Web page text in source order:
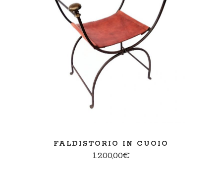
AGGIUNGI AL CARRELLO
FALDISTORIO IN CUOIO
1.200,00€